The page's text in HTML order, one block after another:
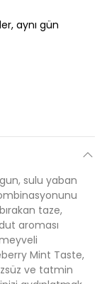
aynı gün
sulu yaban
taze,
aroması
Mint Taste,
ve tatmin